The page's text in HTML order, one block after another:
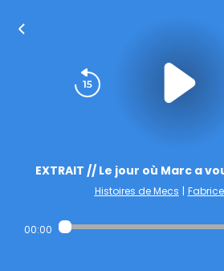
EXTRAIT // Le jour où Marc a
Histoires de Mecs | Fabrice
00:00